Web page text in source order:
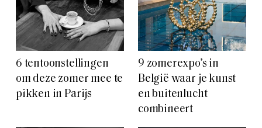
6 tentoonstellingen
om deze zomer mee te
pikken in Parijs
9 zomerexpo’s in
België waar je kunst
en buitenlucht
combineert